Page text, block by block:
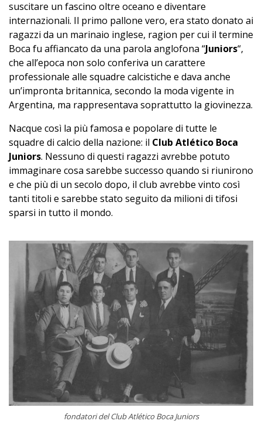
suscitare un fascino oltre oceano e diventare
internazionali. Il primo pallone vero, era stato donato ai
ragazzi da un marinaio inglese, ragion per cui il termine
Boca fu affiancato da una parola anglofona “Juniors“,
che all’epoca non solo conferiva un carattere
professionale alle squadre calcistiche e dava anche
un’impronta britannica, secondo la moda vigente in
Argentina, ma rappresentava soprattutto la giovinezza.
Nacque così la più famosa e popolare di tutte le
squadre di calcio della nazione: il Club Atlético Boca
Juniors. Nessuno di questi ragazzi avrebbe potuto
immaginare cosa sarebbe successo quando si riunirono
e che più di un secolo dopo, il club avrebbe vinto così
tanti titoli e sarebbe stato seguito da milioni di tifosi
sparsi in tutto il mondo.
fondatori del Club Atlético Boca Juniors